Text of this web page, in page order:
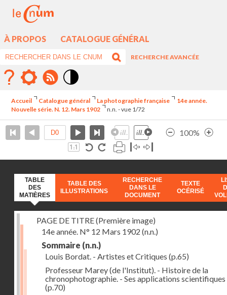
À PROPOS CATALOGUE GÉNÉRAL
RECHERCHE AVANCÉE
élévé
Accueil Catalogue général La photographie française
14e année.
Nouvelle série. N. 12. Mars 1902
n.n. - vue 1/72
100%
TABLE
DES
MATIÈRES
TABLE DES
ILLUSTRATIONS
RECHERCHE
DANS LE
DOCUMENT
TEXTE
OCÉRISÉ
PAGE DE TITRE (Première image)
14e année. N° 12 Mars 1902 (n.n.)
Sommaire (n.n.)
Louis Bordat. - Artistes et Critiques (p.65)
Professeur Marey (de l'Institut). - Histoire de la
chronophotographie. - Ses applications scientifiques
(p.70)